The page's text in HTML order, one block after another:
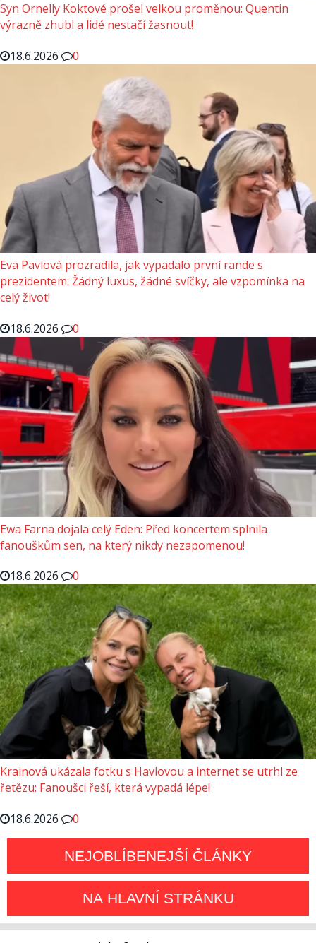
Syn Ornelly Koktové prošel velkou proměnou: Quentin
výrazně zhubl a lidé nestačí žasnout!
18.6.2026
0
Eva Pavlová prozradila, jak vypadalo první rande s
prezidentem: Žádný luxus, žádné svíčky, ale vzpomínka na
celý život!
18.6.2026
0
Ewa Farna dojala celý Eden: Před koncertem splnila
fanouškům sen, na který nikdy nezapomenou!
18.6.2026
0
Krainová ukázala fotku s Havlovou a internet se utrhl ze
řetězu: Fanoušci řeší, která vypadá lépe!
18.6.2026
0
NEJOBLÍBENEJŠÍ ČLÁNKY
NA HLAVNÍ STRÁNKU